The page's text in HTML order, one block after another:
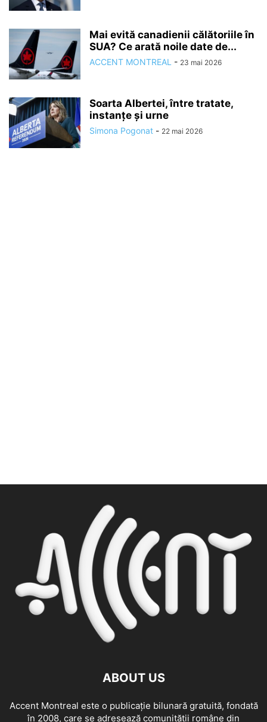
Mai evită canadienii călătoriile în
SUA? Ce arată noile date de...
ACCENT MONTREAL - 23 mai 2026
Soarta Albertei, între tratate,
instanțe și urne
Simona Pogonat - 22 mai 2026
ABOUT US
Accent Montreal este o publicație bilunară gratuită, fondată
în 2008, care se adresează comunităţii române din